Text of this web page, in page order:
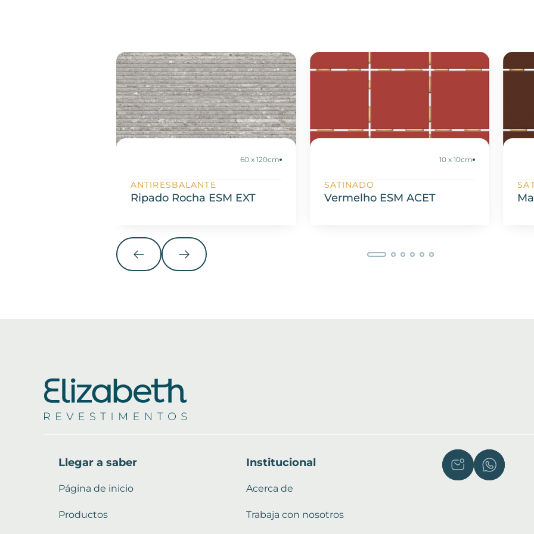
60 x 120cm
ANTIRESBALANTE
Ripado Rocha ESM EXT
10 x 10cm
SATINADO
Vermelho ESM ACET
Llegar a saber
Página de inicio
Productos
Institucional
Acerca de
Trabaja con nosotros